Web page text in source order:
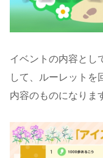
イベントの内容とし
して、ルーレットを
内容のものになりま